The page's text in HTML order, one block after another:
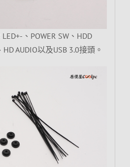
、POWER SW、HDD
HD AUDIO以及USB 3.0接頭。